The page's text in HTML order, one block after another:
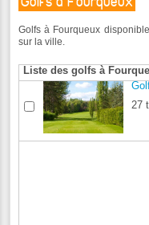
Golfs à Fourqueux
sur la ville.
Liste des golfs à
27